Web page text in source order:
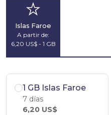
Islas Faroe
A partir de:
6,20 US$ - 1 GB
1 GB Islas Faroe
7 días
6,20 US$